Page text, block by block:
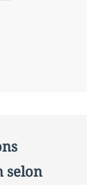
selon